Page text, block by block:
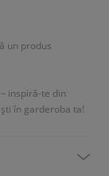
un produs
inspiră-te din
în garderoba ta!